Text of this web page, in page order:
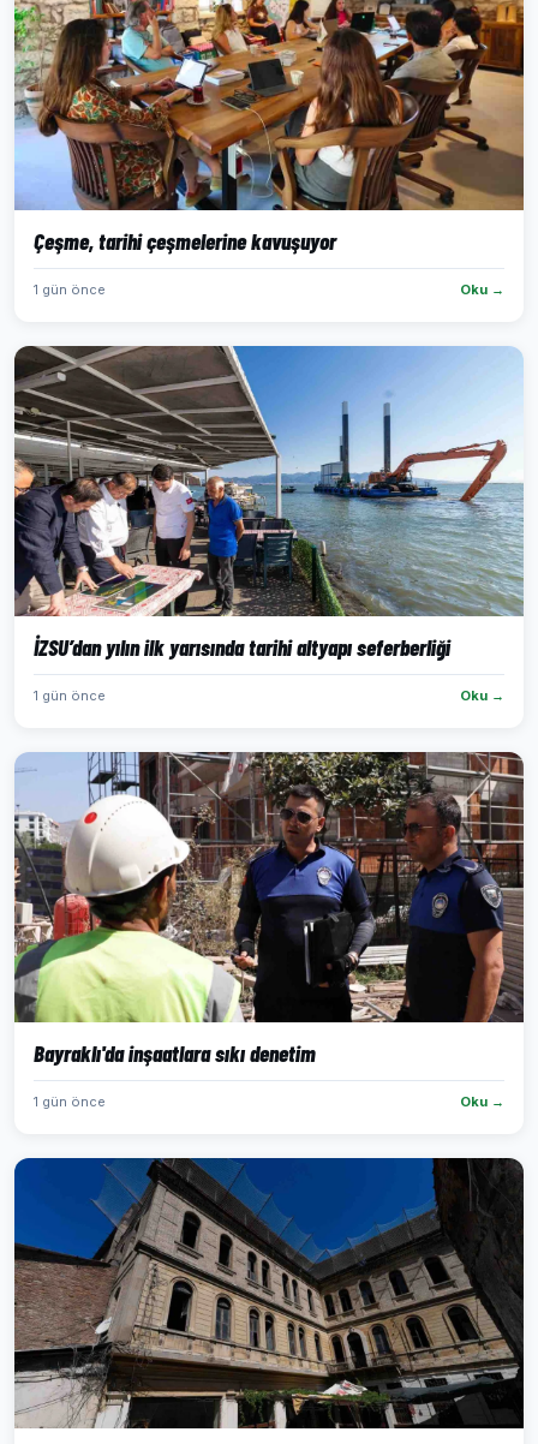
Çeşme, tarihi çeşmelerine kavuşuyor
1 gün önce Oku →
İZSU’dan yılın ilk yarısında tarihi altyapı seferberliği
1 gün önce Oku →
Bayraklı'da inşaatlara sıkı denetim
1 gün önce Oku →